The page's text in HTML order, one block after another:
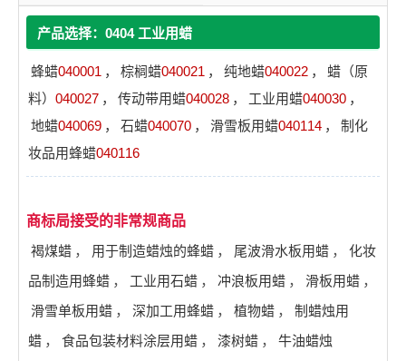
产品选择：0404 工业用蜡
蜂蜡040001 ， 棕榈蜡040021 ， 纯地蜡040022 ，
蜡（原
料） 040027 ， 传动带用蜡040028 ， 工业用蜡040030 ，
地蜡040069 ， 石蜡040070 ， 滑雪板用蜡040114 ，
制化
妆品用蜂蜡040116
商标局接受的非常规商品
褐煤蜡 ， 用于制造蜡烛的蜂蜡 ， 尾波滑水板用蜡 ，
化妆
品制造用蜂蜡 ， 工业用石蜡 ， 冲浪板用蜡 ， 滑板用蜡 ，
滑雪单板用蜡 ， 深加工用蜂蜡 ， 植物蜡 ，
制蜡烛用
蜡 ， 食品包装材料涂层用蜡 ， 漆树蜡 ， 牛油蜡烛